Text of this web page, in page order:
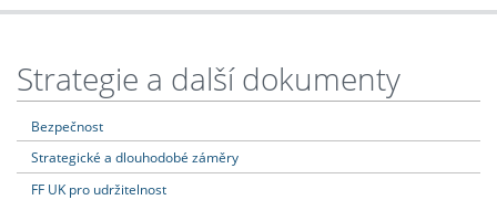
Strategie a další dokumenty
Bezpečnost
Strategické a dlouhodobé záměry
FF UK pro udržitelnost